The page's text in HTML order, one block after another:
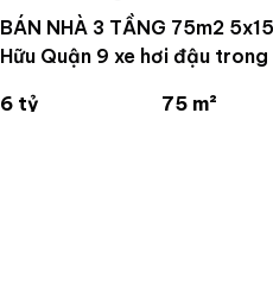
BÁN NHÀ 3 TẦNG 75m2
Hữu Quận 9 xe hơi đậu trong
6 tỷ
75 m²